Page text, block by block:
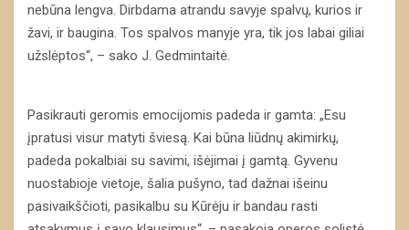
nebūna lengva. Dirbdama atrandu savyje spalvų, kurios ir
žavi, ir baugina. Tos spalvos manyje yra, tik jos labai giliai
užslėptos“, – sako J. Gedmintaitė.
Pasikrauti geromis emocijomis padeda ir gamta: „Esu
įpratusi visur matyti šviesą. Kai būna liūdnų akimirkų,
padeda pokalbiai su savimi, išėjimai į gamtą. Gyvenu
nuostabioje vietoje, šalia pušyno, tad dažnai išeinu
pasivaikščioti, pasikalbu su Kūrėju ir bandau rasti